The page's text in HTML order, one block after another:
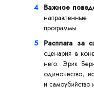
Важное
программы.
Расплата за
сценария в
него. Эрик
одиночество,
и самоубийство